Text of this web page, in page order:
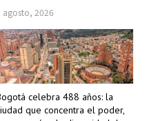
agosto, 2026
celebra 488 años: la
que concentra el poder,